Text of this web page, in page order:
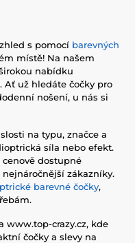
s pomocí barevných
místě! Na našem
nabídku
Ať už hledáte čočky pro
nošení, u nás si
na typu, značce a
síla nebo efekt.
dostupné
zákazníky.
barevné čočky,
www.top-crazy.cz, kde
čočky a slevy na